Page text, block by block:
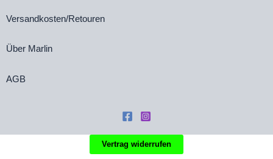
Versandkosten/Retouren
Über Marlin
AGB
Vertrag widerrufen